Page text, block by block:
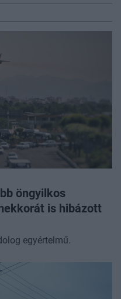
öngyilkos
is hibázott
egyértelmű.